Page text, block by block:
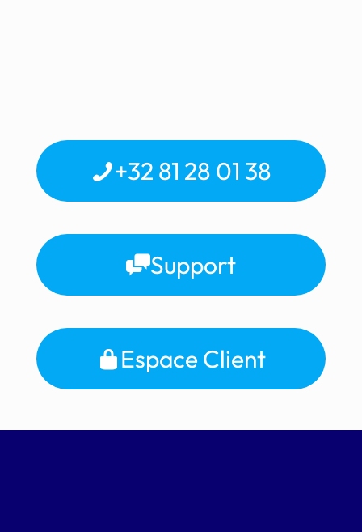
+32 81 28 01 38
Support
Espace Client